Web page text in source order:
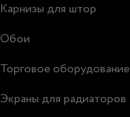
Карнизы для штор
Обои
Торговое оборудование
Экраны для радиаторов